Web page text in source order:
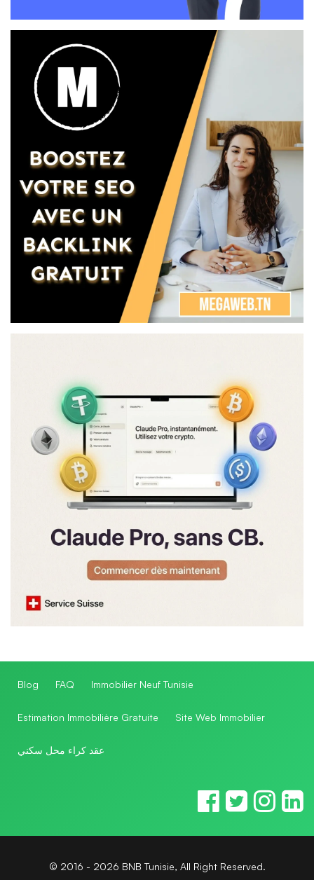
Blog FAQ Immobilier Neuf Tunisie
Estimation Immobilière Gratuite Site Web Immobilier
عقد كراء محل سكني
© 2016 - 2026 BNB Tunisie, All Right Reserved.